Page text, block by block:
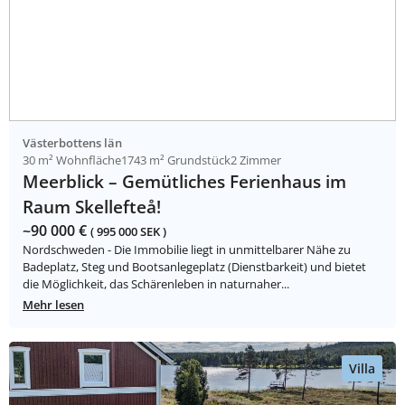
Västerbottens län
30 m² Wohnfläche1743 m² Grundstück2 Zimmer
Meerblick – Gemütliches Ferienhaus im
Raum Skellefteå!
~90 000 € ( 995 000 SEK )
Nordschweden - Die Immobilie liegt in unmittelbarer Nähe zu
Badeplatz, Steg und Bootsanlegeplatz (Dienstbarkeit) und bietet
die Möglichkeit, das Schärenleben in naturnaher...
Mehr lesen
Villa